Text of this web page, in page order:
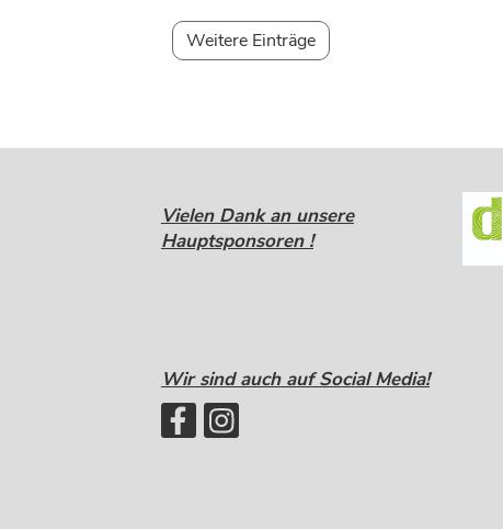
Weitere Einträge
Vielen Dank an unsere
Hauptsponsoren !
Wir sind auch auf Social Media!